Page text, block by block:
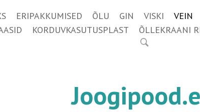
ERIPAKKUMISED ÕLU GIN VISKI VEIN
KORDUVKASUTUSPLAST ÕLLEKRAANI